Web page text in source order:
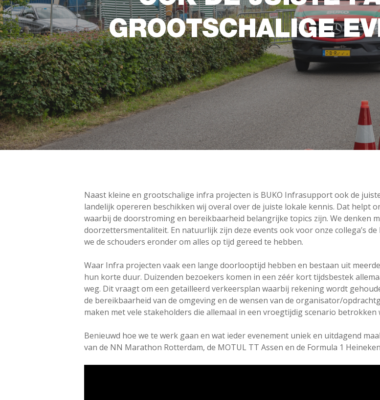
GROOTSCHALIGE
Naast kleine en grootschalige infra projecten is BUKO Infrasupport ook de
landelijk opereren beschikken wij overal over de juiste lokale kennis. Dat helpt
waarbij de doorstroming en bereikbaarheid belangrijke topics zijn. We denken
doorzettersmentaliteit. En natuurlijk zijn deze events ook voor onze collega’s
we de schouders eronder om alles op tijd gereed te hebben.
Waar Infra projecten vaak een lange doorlooptijd hebben en bestaan uit
hun korte duur. Duizenden bezoekers komen in een zéér kort tijdsbestek
weg. Dit vraagt om een getailleerd verkeersplan waarbij rekening wordt
de bereikbaarheid van de omgeving en de wensen van de organisator/
maken met vele stakeholders die allemaal in een vroegtijdig scenario
Benieuwd hoe we te werk gaan en wat ieder evenement uniek en uitdagend
van de NN Marathon Rotterdam, de MOTUL TT Assen en de Formula 1